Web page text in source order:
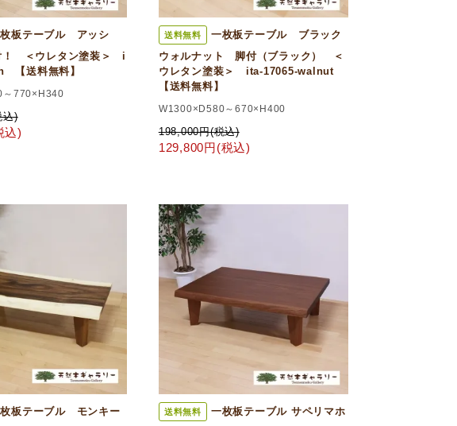
板テーブル アッシ
！ ＜ウレタン塗装＞ i
【送料無料】
～770×H340
込)
込)
送料無料
一枚板テーブル ブラック
ウォルナット 脚付（ブラック） ＜
ウレタン塗装＞ ita-17065-walnut
【送料無料】
W1300×D580～670×H400
198,000円(税込)
129,800円(税込)
板テーブル モンキー
送料無料
一枚板テーブル サペリマホ